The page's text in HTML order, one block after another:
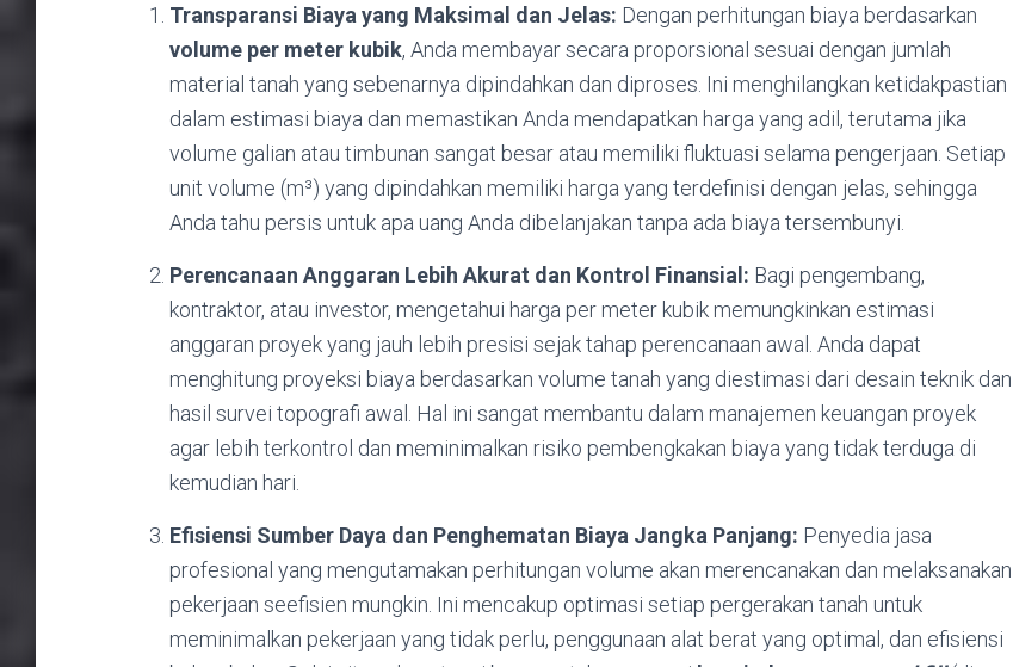
Transparansi Biaya yang Maksimal dan Jelas: Dengan perhitungan biaya berdasarkan
volume per meter kubik, Anda membayar secara proporsional sesuai dengan jumlah
material tanah yang sebenarnya dipindahkan dan diproses. Ini menghilangkan ketidakpastian
dalam estimasi biaya dan memastikan Anda mendapatkan harga yang adil, terutama jika
volume galian atau timbunan sangat besar atau memiliki fluktuasi selama pengerjaan. Setiap
unit volume (m³) yang dipindahkan memiliki harga yang terdefinisi dengan jelas, sehingga
Anda tahu persis untuk apa uang Anda dibelanjakan tanpa ada biaya tersembunyi.
Perencanaan Anggaran Lebih Akurat dan Kontrol Finansial: Bagi pengembang,
kontraktor, atau investor, mengetahui harga per meter kubik memungkinkan estimasi
anggaran proyek yang jauh lebih presisi sejak tahap perencanaan awal. Anda dapat
menghitung proyeksi biaya berdasarkan volume tanah yang diestimasi dari desain teknik dan
hasil survei topografi awal. Hal ini sangat membantu dalam manajemen keuangan proyek
agar lebih terkontrol dan meminimalkan risiko pembengkakan biaya yang tidak terduga di
kemudian hari.
Efisiensi Sumber Daya dan Penghematan Biaya Jangka Panjang: Penyedia jasa
profesional yang mengutamakan perhitungan volume akan merencanakan dan melaksanakan
pekerjaan seefisien mungkin. Ini mencakup optimasi setiap pergerakan tanah untuk
meminimalkan pekerjaan yang tidak perlu, penggunaan alat berat yang optimal, dan efisiensi